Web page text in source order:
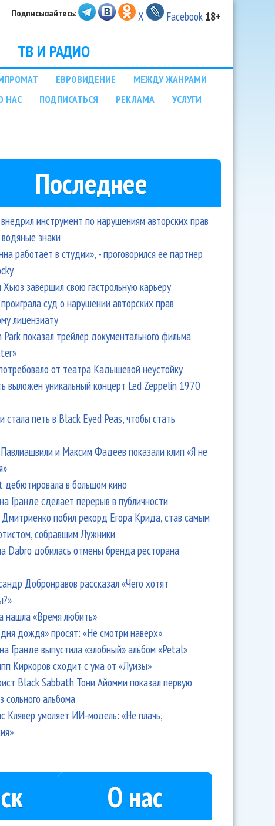
Подписывайтесь: X Facebook 18+
ТВ И РАДИО
ЕВРОВИДЕНИЕ
МЕЖДУ ЖАНРАМИ
НАС ПОДПИСАТЬСЯ РЕКЛАМА
УСЛУГИ
Последнее
инструмент по нарушениям авторских прав
знаки
работает в студии», - проговорился ее партнер
Хьюз завершил свою гастрольную карьеру
суд о нарушении авторских прав
лицензиату
Park показал трейлер документального фильма
от театра Кадышевой неустойку
выложен уникальный концерт Led Zeppelin 1970
стала петь в Black Eyed Peas, чтобы стать
и Максим Фадеев показали клип «Я не
дебютировала в большом кино
Гранде сделает перерыв в публичности
побил рекорд Егора Крида, став самым
собравшим Лужники
Dabro добилась отмены бренда ресторана
Добронравов рассказал «Чего хотят
«Время любить»
дождя» просят: «Не смотри наверх»
Гранде выпустила «злобный» альбом «Petal»
Киркоров сходит с ума от «Луизы»
Black Sabbath Тони Айомми показал первую
сольного альбома
Клявер умоляет ИИ-модель: «Не плачь,
О нас